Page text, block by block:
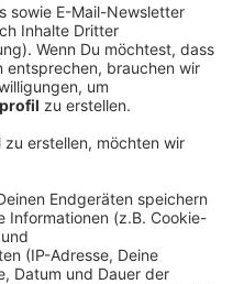
fünf
Schauspieler oder
stellt er sich auch dem
für". Dabei wird
dem Gast